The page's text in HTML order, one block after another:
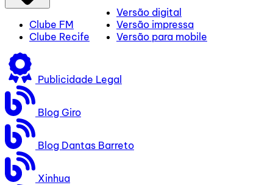
Clube FM
Clube Recife
Versão digital
Versão impressa
Versão para mobile
Publicidade Legal
Blog Giro
Blog Dantas Barreto
Xinhua